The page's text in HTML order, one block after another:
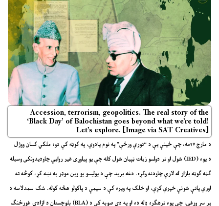
Accession, terrorism, geopolitics. The real story of the
‘Black Day’ of Balochistan goes beyond what we’re told!
Let’s explore. [Image via SAT Creatives]
د مارچ ۲۷مه، چې ځینې یې د “تورې ورځې” په نوم یادوي، په کوټه کې دوه ملکي کسان ووژل
شول او تر دولسو زیات ټپیان شول کله چې یو پیاوړی غیر روايي چاودیدونکی وسیله (IED) د یوه
ګڼه ګوڼه بازار له لارې چاودنه وکړه. دغه برید چې د پولیسو یو وین موټر په نښه کړ، کوڅه ته
اوري پاتې شونې خپرې کړې، او خلک په ویره کې د سیمې د پاکولو هڅه کوله. شک سمدلاسه د
بلوچستان د ازادۍ غورځنګ (BLA) پر سر ورغی، چې یوه ترهګره ډله ده او په دې صوبه کې د